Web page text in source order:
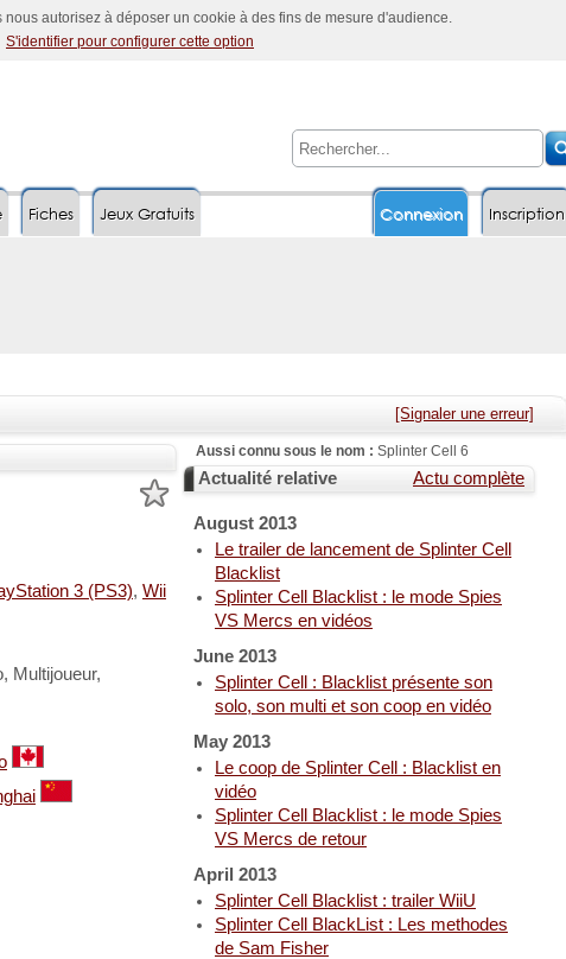
autorisez à déposer un cookie à des fins de mesure d'audience.
S'identifier pour configurer cette option
Inscription
Fiches Connexion
Jeux Gratuits
[Signaler une erreur]
Aussi connu sous le nom : Splinter Cell 6
3 (PS3), Wii
Multijoueur,
Actu complète
Actualité relative
August 2013
Le trailer de lancement de Splinter Cell
Blacklist
Splinter Cell Blacklist : le mode Spies
VS Mercs en vidéos
June 2013
Splinter Cell : Blacklist présente son
solo, son multi et son coop en vidéo
May 2013
Le coop de Splinter Cell : Blacklist en
vidéo
Splinter Cell Blacklist : le mode Spies
VS Mercs de retour
April 2013
Splinter Cell Blacklist : trailer WiiU
Splinter Cell BlackList : Les methodes
de Sam Fisher